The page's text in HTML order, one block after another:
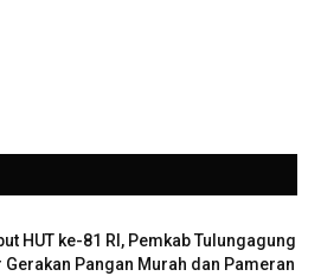
HUT ke-81 RI, Pemkab Tulungagung
Gerakan Pangan Murah dan Pameran